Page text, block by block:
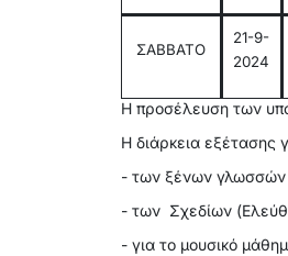
ΣΑΒΒΑΤΟ
21-9-
2024
Η προσέλευση των
Η διάρκεια εξέτασης
- των ξένων γλωσσών
- των Σχεδίων
- για το μουσικό